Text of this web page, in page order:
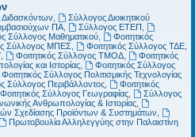
Σύλλογος Διοικητικού
ΠΑ, Σύλλογος ΕΤΕΠ
Σύλλογος Μαθηματικού,
Φοιτητικός
Σύλλογος ΜΠΕΣ Φοιτητικός Σύλλογος ΤΔΕ,
, Φοιτητικός Σύλλογος ΤΜΟΔ,
Φοιτητικός
και Ιστορίας
Φοιτητικός Σύλλογος
Φοιτητικός Σύλλογος Πολιτισμικής Τεχνολογίας
Σύλλογος Περιβάλλοντος,
Φοιτητικός
Φοιτητικός Σύλλογος Γεωγραφίας,
Σύλλογος
Ανθρωπολογίας & Ιστορίας
Σχεδίασης Προϊόντων & Συστημάτων
Πρωτοβουλία Αλληλεγγύης στην Παλαιστίνη